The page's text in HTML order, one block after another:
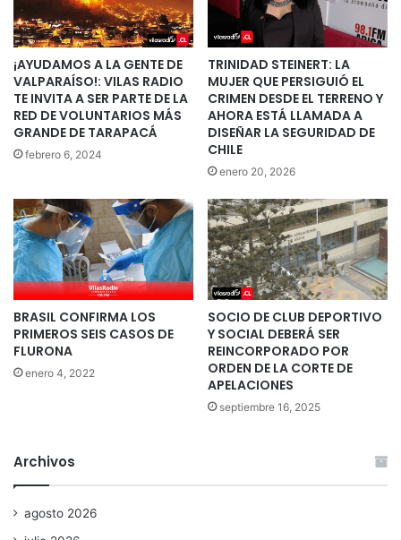
¡AYUDAMOS A LA GENTE DE
VALPARAÍSO!: VILAS RADIO
TE INVITA A SER PARTE DE LA
RED DE VOLUNTARIOS MÁS
GRANDE DE TARAPACÁ
febrero 6, 2024
TRINIDAD STEINERT: LA
MUJER QUE PERSIGUIÓ EL
CRIMEN DESDE EL TERRENO Y
AHORA ESTÁ LLAMADA A
DISEÑAR LA SEGURIDAD DE
CHILE
enero 20, 2026
BRASIL CONFIRMA LOS
PRIMEROS SEIS CASOS DE
FLURONA
enero 4, 2022
SOCIO DE CLUB DEPORTIVO
Y SOCIAL DEBERÁ SER
REINCORPORADO POR
ORDEN DE LA CORTE DE
APELACIONES
septiembre 16, 2025
Archivos
agosto 2026